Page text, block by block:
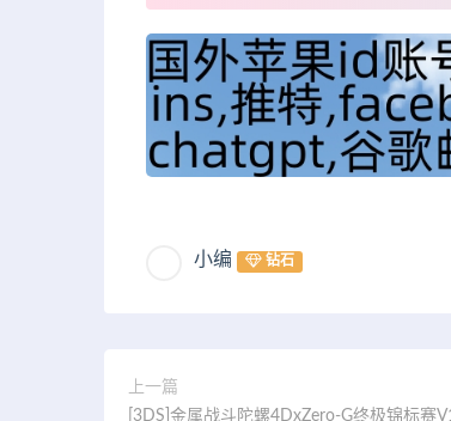
小编 钻石
上一篇
[3DS]金属战斗陀螺4DxZero-G终极锦标赛